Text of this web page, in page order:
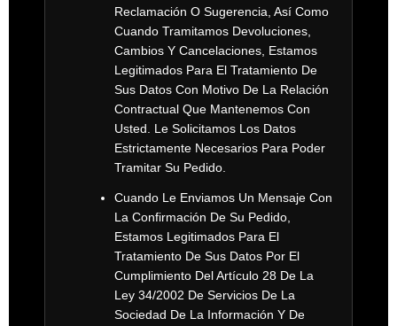
Reclamación O Sugerencia, Así Como
Cuando Tramitamos Devoluciones,
Cambios Y Cancelaciones, Estamos
Legitimados Para El Tratamiento De
Sus Datos Con Motivo De La Relación
Contractual Que Mantenemos Con
Usted. Le Solicitamos Los Datos
Estrictamente Necesarios Para Poder
Tramitar Su Pedido.
Cuando Le Enviamos Un Mensaje Con
La Confirmación De Su Pedido,
Estamos Legitimados Para El
Tratamiento De Sus Datos Por El
Cumplimiento Del Artículo 28 De La
Ley 34/2002 De Servicios De La
Sociedad De La Información Y De